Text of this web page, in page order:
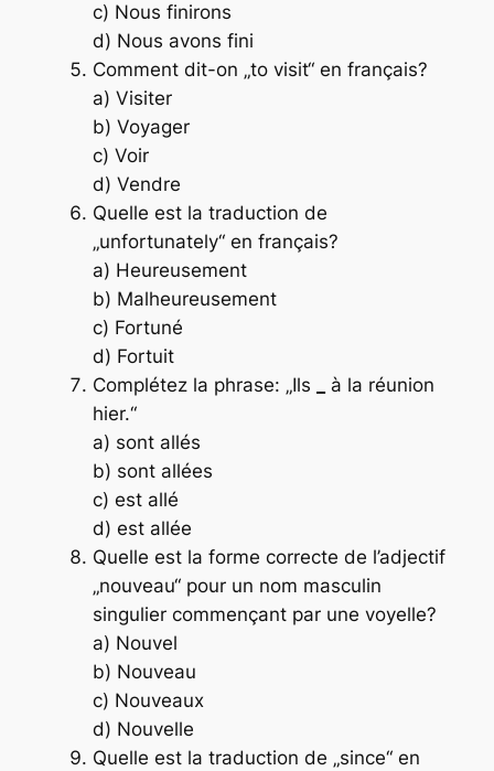
c) Nous finirons
d) Nous avons fini
Comment dit-on „to visit“ en français?
a) Visiter
b) Voyager
c) Voir
d) Vendre
Quelle est la traduction de
„unfortunately“ en français?
a) Heureusement
b) Malheureusement
c) Fortuné
d) Fortuit
Complétez la phrase: „Ils
à la réunion
hier.“
a) sont allés
b) sont allées
c) est allé
d) est allée
Quelle est la forme correcte de l’adjectif
„nouveau“ pour un nom masculin
singulier commençant par une voyelle?
a) Nouvel
b) Nouveau
c) Nouveaux
d) Nouvelle
Quelle est la traduction de „since“ en